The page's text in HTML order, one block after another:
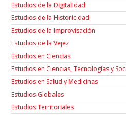
Estudios de la Digitalidad
Estudios de la Historicidad
Estudios de la Improvisación
Estudios de la Vejez
Estudios en Ciencias
Estudios en Ciencias, Tecnologías y
Estudios en Salud y Medicinas
Estudios Globales
Estudios Territoriales